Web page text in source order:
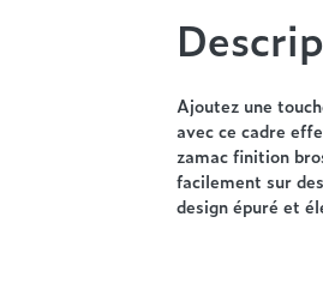
Ajoutez une
avec ce cadre
zamac finition
facilement sur
design épuré et